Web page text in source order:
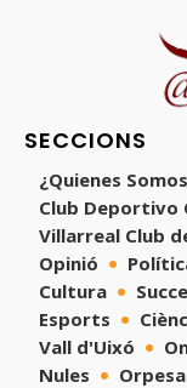
SECCIONS
¿Quienes
Club Deportivo
Villarreal Club
Opinió
Cultura
Esports
Vall d'Uixó
Nules
Orpesa